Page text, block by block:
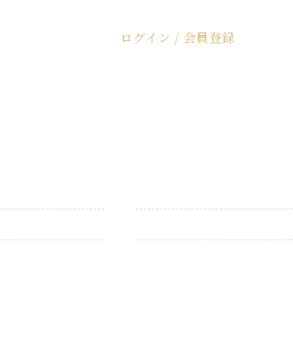
ログイン / 会員登録
カトラリー
仏具・仏花